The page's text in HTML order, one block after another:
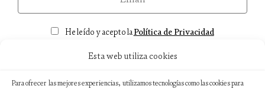
Esta web utiliza cookies
Para ofrecer las mejores experiencias, utilizamos tecnologías como las cookies para
ConsentimientoHe leído y acepto laPolítica de Privacidad